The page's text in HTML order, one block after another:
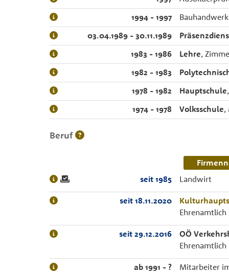
1994 - 1997
03.04.1989 - 30.11.1989
1983 - 1986
Lehre,
1982 - 1983
1978 - 1982
Hauptschule
1974 - 1978
Volksschule,
Beruf
seit 1985
Landwirt
seit 18.11.2020
Ehrenamtlich
seit 29.12.2016 OÖ
Ehrenamtlich
ab 1991 - ?
Mitarbeiter